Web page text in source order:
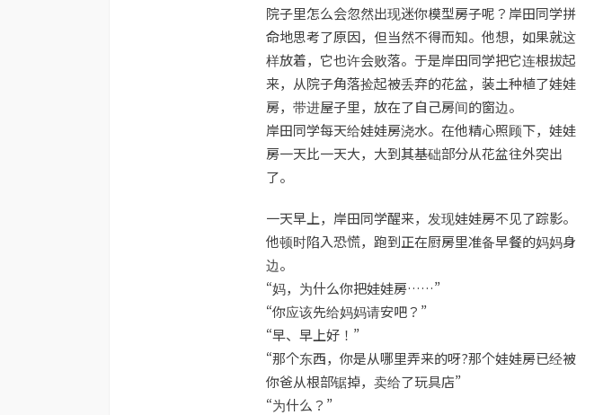
院子里怎么会忽然出现迷你模型房子呢？岸田同学拼
命地思考了原因，但当然不得而知。他想，如果就这
样放着，它也许会败落。于是岸田同学把它连根拔起
来，从院子角落捡起被丢弃的花盆，装土种植了娃娃
房，带进屋子里，放在了自己房间的窗边。
岸田同学每天给娃娃房浇水。在他精心照顾下，娃娃
房一天比一天大，大到其基础部分从花盆往外突出
了。
一天早上，岸田同学醒来，发现娃娃房不见了踪影。
他顿时陷入恐慌，跑到正在厨房里准备早餐的妈妈身
边。
“妈，为什么你把娃娃房……”
“你应该先给妈妈请安吧？”
“早、早上好！”
“那个东西，你是从哪里弄来的呀?那个娃娃房已经被
你爸从根部锯掉，卖给了玩具店”
“为什么？”